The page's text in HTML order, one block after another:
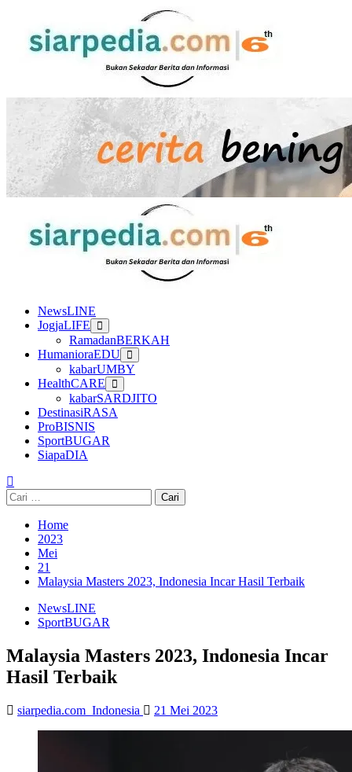
content
NewsLINE
JogjaLIFE
RamadanBERKAH
HumanioraEDU
kabarUMBY
HealthCARE
kabarSARDJITO
DestinasiRASA
ProBISNIS
SportBUGAR
SiapaDIA
Cari
untuk:
Home
2023
Mei
21
Malaysia Masters 2023, Indonesia Incar Hasil Terbaik
NewsLINE
SportBUGAR
Malaysia Masters 2023, Indonesia Incar
Hasil Terbaik
siarpedia.com_Indonesia 21 Mei 2023